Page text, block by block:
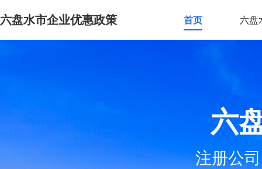
六盘水市企业优惠政策 首页 六盘
六
注册公